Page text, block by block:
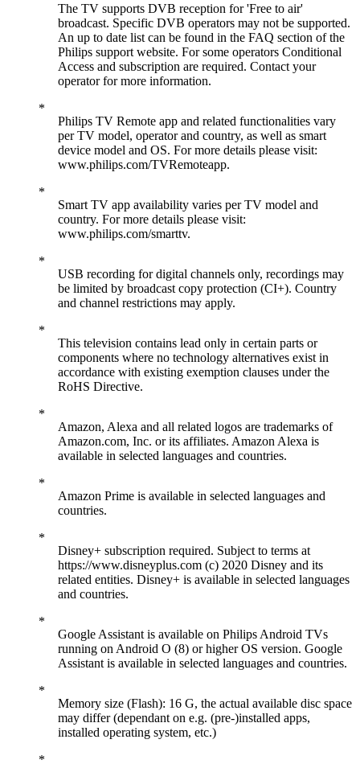
The TV supports DVB reception for 'Free to air'
broadcast. Specific DVB operators may not be supported.
An up to date list can be found in the FAQ section of the
Philips support website. For some operators Conditional
Access and subscription are required. Contact your
operator for more information.
Philips TV Remote app and related functionalities vary
per TV model, operator and country, as well as smart
device model and OS. For more details please visit:
www.philips.com/TVRemoteapp.
Smart TV app availability varies per TV model and
country. For more details please visit:
www.philips.com/smarttv.
USB recording for digital channels only, recordings may
be limited by broadcast copy protection (CI+). Country
and channel restrictions may apply.
This television contains lead only in certain parts or
components where no technology alternatives exist in
accordance with existing exemption clauses under the
RoHS Directive.
Amazon, Alexa and all related logos are trademarks of
Amazon.com, Inc. or its affiliates. Amazon Alexa is
available in selected languages and countries.
Amazon Prime is available in selected languages and
countries.
Disney+ subscription required. Subject to terms at
https://www.disneyplus.com (c) 2020 Disney and its
related entities. Disney+ is available in selected languages
and countries.
Google Assistant is available on Philips Android TVs
running on Android O (8) or higher OS version. Google
Assistant is available in selected languages and countries.
Memory size (Flash): 16 G, the actual available disc space
may differ (dependant on e.g. (pre-)installed apps,
installed operating system, etc.)